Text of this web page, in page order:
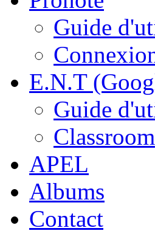
Guide
E.N.T
Guide
Classroom
APEL
Albums
Contact